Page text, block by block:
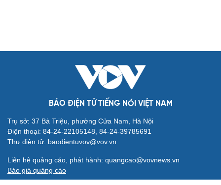
BÁO ĐIỆN TỬ TIẾNG NÓI VIỆT NAM
Trụ sở: 37 Bà Triệu, phường Cửa Nam, Hà Nội
Điện thoại: 84-24-22105148, 84-24-39785691
Thư điện tử: baodientuvov@vov.vn
Liên hệ quảng cáo, phát hành: quangcao@vovnews.vn
Báo giá quảng cáo